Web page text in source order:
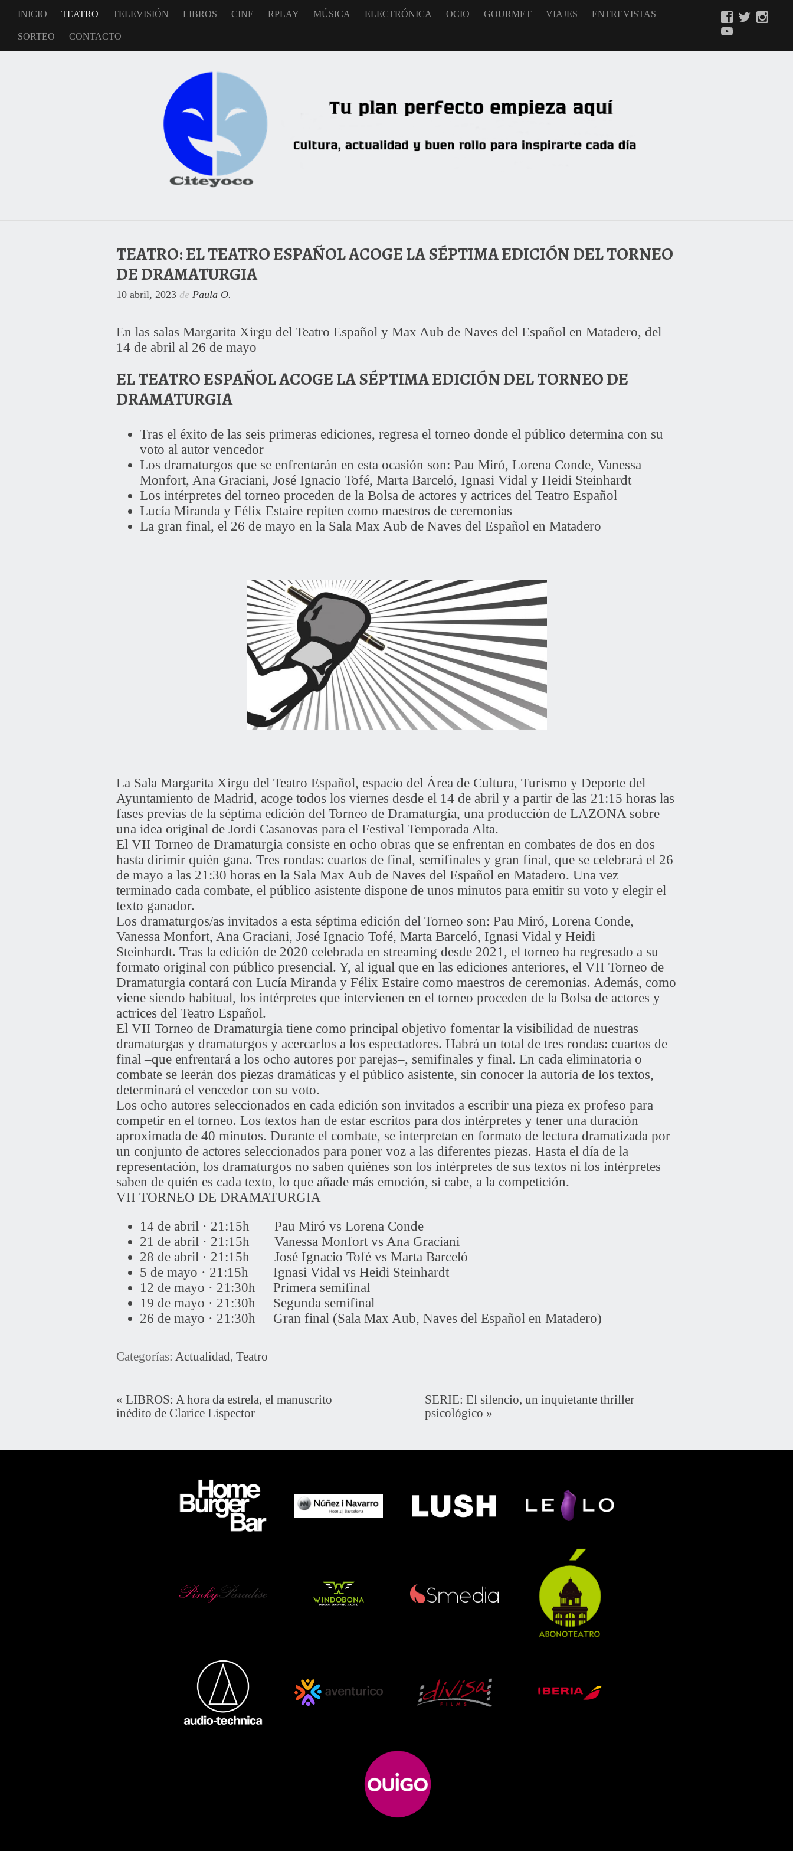
INICIO TEATRO TELEVISIÓN LIBROS CINE RPLAY MÚSICA ELECTRÓNICA OCIO GOURMET VIAJES ENTREVISTAS
SORTEO CONTACTO
TEATRO: EL TEATRO ESPAÑOL ACOGE LA SÉPTIMA EDICIÓN DEL TORNEO
DE DRAMATURGIA
10 abril, 2023 de Paula O.
En las salas Margarita Xirgu del Teatro Español y Max Aub de Naves del Español en Matadero, del
14 de abril al 26 de mayo
EL TEATRO ESPAÑOL ACOGE LA SÉPTIMA EDICIÓN DEL TORNEO DE
DRAMATURGIA
Tras el éxito de las seis primeras ediciones, regresa el torneo donde el público determina con su
voto al autor vencedor
Los dramaturgos que se enfrentarán en esta ocasión son: Pau Miró, Lorena Conde, Vanessa
Monfort, Ana Graciani, José Ignacio Tofé, Marta Barceló, Ignasi Vidal y Heidi Steinhardt
Los intérpretes del torneo proceden de la Bolsa de actores y actrices del Teatro Español
Lucía Miranda y Félix Estaire repiten como maestros de ceremonias
La gran final, el 26 de mayo en la Sala Max Aub de Naves del Español en Matadero
La Sala Margarita Xirgu del Teatro Español, espacio del Área de Cultura, Turismo y Deporte del
Ayuntamiento de Madrid, acoge todos los viernes desde el 14 de abril y a partir de las 21:15 horas las
fases previas de la séptima edición del Torneo de Dramaturgia, una producción de LAZONA sobre
una idea original de Jordi Casanovas para el Festival Temporada Alta.
El VII Torneo de Dramaturgia consiste en ocho obras que se enfrentan en combates de dos en dos
hasta dirimir quién gana. Tres rondas: cuartos de final, semifinales y gran final, que se celebrará el 26
de mayo a las 21:30 horas en la Sala Max Aub de Naves del Español en Matadero. Una vez
terminado cada combate, el público asistente dispone de unos minutos para emitir su voto y elegir el
texto ganador.
Los dramaturgos/as invitados a esta séptima edición del Torneo son: Pau Miró, Lorena Conde,
Vanessa Monfort, Ana Graciani, José Ignacio Tofé, Marta Barceló, Ignasi Vidal y Heidi
Steinhardt. Tras la edición de 2020 celebrada en streaming desde 2021, el torneo ha regresado a su
formato original con público presencial. Y, al igual que en las ediciones anteriores, el VII Torneo de
Dramaturgia contará con Lucía Miranda y Félix Estaire como maestros de ceremonias. Además, como
viene siendo habitual, los intérpretes que intervienen en el torneo proceden de la Bolsa de actores y
actrices del Teatro Español.
El VII Torneo de Dramaturgia tiene como principal objetivo fomentar la visibilidad de nuestras
dramaturgas y dramaturgos y acercarlos a los espectadores. Habrá un total de tres rondas: cuartos de
final –que enfrentará a los ocho autores por parejas–, semifinales y final. En cada eliminatoria o
combate se leerán dos piezas dramáticas y el público asistente, sin conocer la autoría de los textos,
determinará el vencedor con su voto.
Los ocho autores seleccionados en cada edición son invitados a escribir una pieza ex profeso para
competir en el torneo. Los textos han de estar escritos para dos intérpretes y tener una duración
aproximada de 40 minutos. Durante el combate, se interpretan en formato de lectura dramatizada por
un conjunto de actores seleccionados para poner voz a las diferentes piezas. Hasta el día de la
representación, los dramaturgos no saben quiénes son los intérpretes de sus textos ni los intérpretes
saben de quién es cada texto, lo que añade más emoción, si cabe, a la competición.
VII TORNEO DE DRAMATURGIA
14 de abril · 21:15h Pau Miró vs Lorena Conde
21 de abril · 21:15h Vanessa Monfort vs Ana Graciani
28 de abril · 21:15h José Ignacio Tofé vs Marta Barceló
5 de mayo · 21:15h Ignasi Vidal vs Heidi Steinhardt
12 de mayo · 21:30h Primera semifinal
19 de mayo · 21:30h Segunda semifinal
26 de mayo · 21:30h Gran final (Sala Max Aub, Naves del Español en Matadero)
Categorías: Actualidad, Teatro
« LIBROS: A hora da estrela, el manuscrito
inédito de Clarice Lispector
SERIE: El silencio, un inquietante thriller
psicológico »